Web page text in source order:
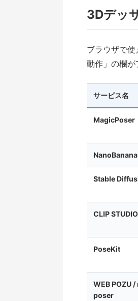
3Dデッ
ブラウザで
動作」の欄が
サービス名
MagicPoser
NanoBanana
Stable
CLIP STUDIO
PoseKit
WEB POZU
poser